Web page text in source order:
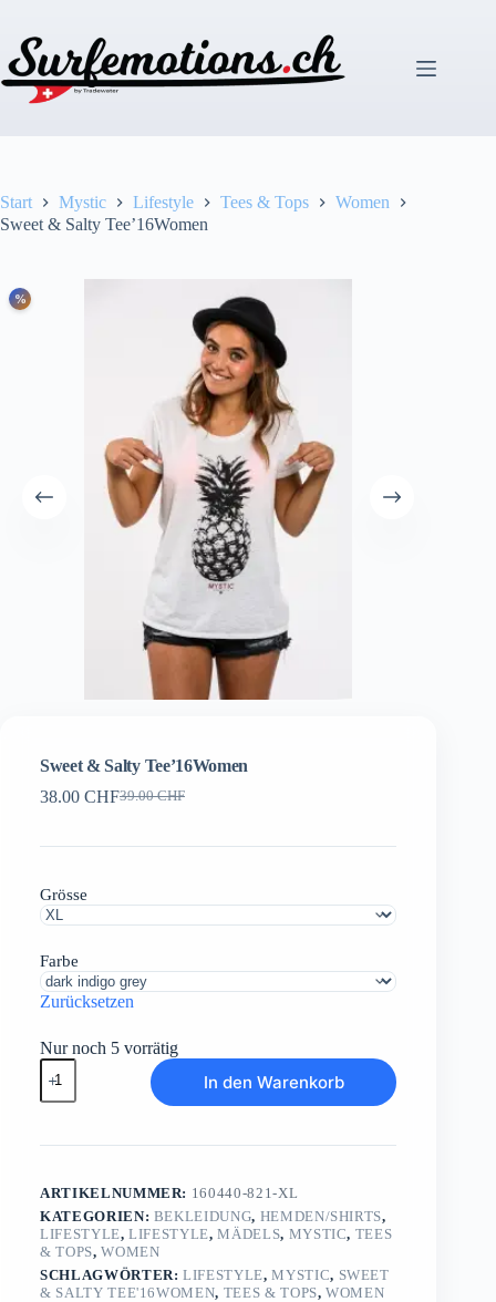
springen
Start Mystic Lifestyle Tees & Tops
Women
Sweet & Salty Tee’16Women
Sweet & Salty Tee’16Women
39.00CHF
Ursprünglicher
war:
38.00 CHFAktueller
ist:
Grösse
Farbe
Zurücksetzen
Nur noch 5 vorrätig
Sweet
&
Salty
Menge
In den Warenkorb
ARTIKELNUMMER: 160440-821-XL
KATEGORIEN: BEKLEIDUNG, HEMDEN/SHIRTS,
LIFESTYLE,LIFESTYLE,MÄDELS, MYSTIC, TEES
& TOPS,WOMEN
SCHLAGWÖRTER:LIFESTYLE,MYSTIC, SWEET
& SALTY TEE'16WOMEN, TEES & TOPS,WOMEN